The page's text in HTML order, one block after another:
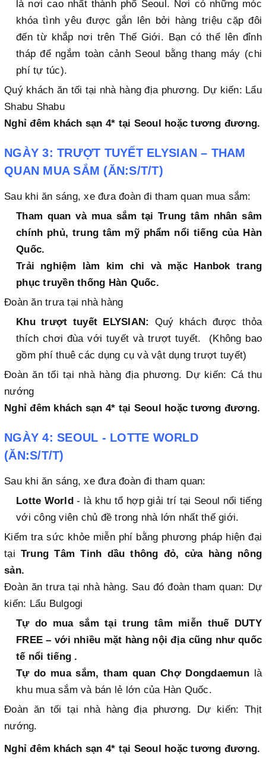
là nơi cao nhất thành phố Seoul. Nơi có những móc
khóa tình yêu được gắn lên bởi hàng triệu cặp đôi
đến từ khắp nơi trên Thế Giới. Bạn có thể lên đỉnh
tháp để ngắm toàn cảnh Seoul bằng thang máy (chi
phí tự túc).
Quý khách ăn tối tại nhà hàng địa phương. Dự kiến: Lẩu
Shabu Shabu
Nghỉ đêm khách sạn 4* tại Seoul hoặc tương đương.
NGÀY 3: TRƯỢT TUYẾT ELYSIAN – THAM
QUAN MUA SẮM (ĂN:S/T/T)
Sau khi ăn sáng, xe đưa đoàn đi tham quan mua sắm:
Tham quan và mua sắm tại Trung tâm nhân sâm
chính phủ, trung tâm mỹ phẩm nổi tiếng của Hàn
Quốc.
Trải nghiệm làm kim chi và mặc Hanbok trang
phục truyền thống Hàn Quốc.
Đoàn ăn trưa tại nhà hàng
Khu trượt tuyết ELYSIAN: Quý khách được thỏa
thích chơi đùa với tuyết và trượt tuyết. (Không bao
gồm phí thuê các dụng cụ và vật dụng trượt tuyết)
Đoàn ăn tối tại nhà hàng địa phương. Dự kiến: Cá thu
nướng
Nghỉ đêm khách sạn 4* tại Seoul hoặc tương đương.
NGÀY 4: SEOUL - LOTTE WORLD
(ĂN:S/T/T)
Sau khi ăn sáng, xe đưa đoàn đi tham quan:
Lotte World- là khu tổ hợp giải trí tại Seoul nổi tiếng
với công viên chủ đề trong nhà lớn nhất thế giới.
Kiểm tra sức khỏe miễn phí bằng phương pháp hiện đại
tại Trung Tâm Tinh dầu thông đỏ, cửa hàng nông
sản.
Đoàn ăn trưa tại nhà hàng. Sau đó đoàn tham quan: Dự
kiến: Lẩu Bulgogi
Tự do mua sắm tại trung tâm miễn thuế DUTY
FREE – với nhiều mặt hàng nội địa cũng như quốc
tế nổi tiếng .
Tự do mua sắm, tham quan Chợ Dongdaemunlà
khu mua sắm và bán lẻ lớn của Hàn Quốc.
Đoàn ăn tối tại nhà hàng địa phương. Dự kiến: Thịt
nướng.
Nghỉ đêm khách sạn 4* tại Seoul hoặc tương đương.